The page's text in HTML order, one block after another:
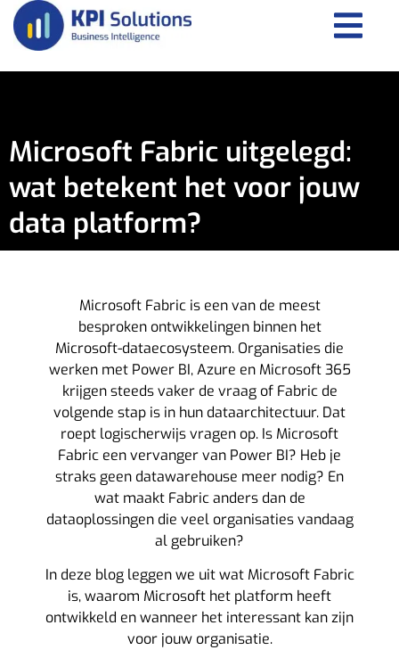
Microsoft Fabric uitgelegd:
wat betekent het voor jouw
data platform?
Microsoft Fabric is een van de meest
besproken ontwikkelingen binnen het
Microsoft-dataecosysteem. Organisaties die
werken met Power BI, Azure en Microsoft 365
krijgen steeds vaker de vraag of Fabric de
volgende stap is in hun dataarchitectuur. Dat
roept logischerwijs vragen op. Is Microsoft
Fabric een vervanger van Power BI? Heb je
straks geen datawarehouse meer nodig? En
wat maakt Fabric anders dan de
dataoplossingen die veel organisaties vandaag
al gebruiken?
In deze blog leggen we uit wat Microsoft Fabric
is, waarom Microsoft het platform heeft
ontwikkeld en wanneer het interessant kan zijn
voor jouw organisatie.